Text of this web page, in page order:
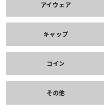
アイウェア
キャップ
コイン
その他